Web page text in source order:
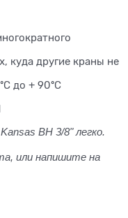
куда другие краны не
до + 90ºС
ВН 3/8" легко.
или напишите на